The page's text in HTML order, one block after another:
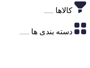
کالاها
دسته بندی ها